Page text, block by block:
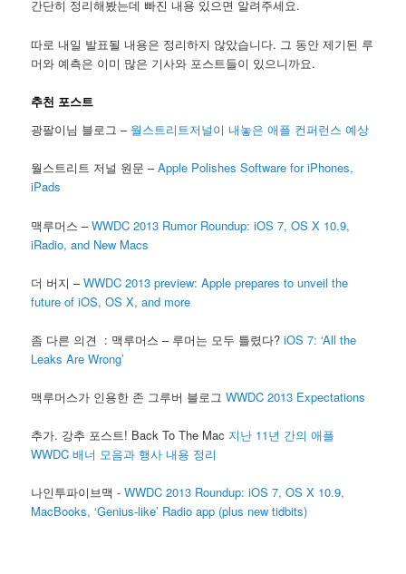
간단히 정리해봤는데 빠진 내용 있으면 알려주세요.
따로 내일 발표될 내용은 정리하지 않았습니다. 그 동안 제기된 루
머와 예측은 이미 많은 기사와 포스트들이 있으니까요.
추천 포스트
광팔이님 블로그 – 월스트리트저널이 내놓은 애플 컨퍼런스 예상
월스트리트 저널 원문 –Apple Polishes Software for iPhones,
iPads
맥루머스 –WWDC 2013 Rumor Roundup: iOS 7, OS X 10.9,
iRadio, and New Macs
더 버지 –WWDC 2013 preview: Apple prepares to unveil the
future of iOS, OS X, and more
좀 다른 의견 : 맥루머스 – 루머는 모두 틀렸다?iOS 7: ‘All the
Leaks Are Wrong’
맥루머스가 인용한 존 그루버 블로그WWDC 2013 Expectations
추가. 강추 포스트! Back To The Mac 지난 11년 간의 애플
WWDC 배너 모음과 행사 내용 정리
나인투파이브맥 - WWDC 2013 Roundup: iOS 7, OS X 10.9,
MacBooks, ‘Genius-like’ Radio app (plus new tidbits)